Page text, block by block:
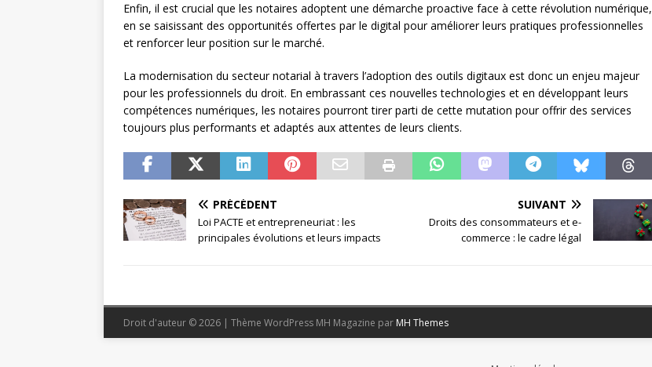
Enfin, il est crucial que les notaires adoptent une démarche proactive face à cette révolution numérique,
en se saisissant des opportunités offertes par le digital pour améliorer leurs pratiques professionnelles
et renforcer leur position sur le marché.
La modernisation du secteur notarial à travers l’adoption des outils digitaux est donc un enjeu majeur
pour les professionnels du droit. En embrassant ces nouvelles technologies et en développant leurs
compétences numériques, les notaires pourront tirer parti de cette mutation pour offrir des services
toujours plus performants et adaptés aux attentes de leurs clients.
PRÉCÉDENT
Loi PACTE et entrepreneuriat : les
principales évolutions et leurs impacts
SUIVANT
Droits des consommateurs et e-
commerce : le cadre légal
Droit d'auteur © 2026 | Thème WordPress MH Magazine par MH Themes